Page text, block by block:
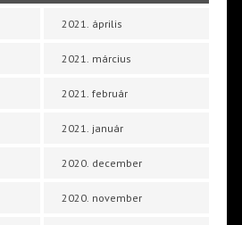
2021. április
2021. március
2021. február
2021. január
2020. december
2020. november